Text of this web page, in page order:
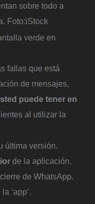
sobre todo a
Foto:iStock
verde en
fallas que está
de mensajes,
puede tener en
al utilizar la
última versión.
de la aplicación.
de WhatsApp.
‘app’.